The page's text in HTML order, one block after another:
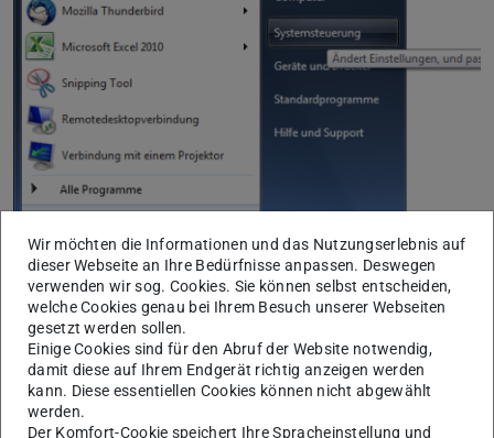
Schritt 2
Suchen Sie im Fenster Systemsteuerung nach„E-Mail“
Klicken Sie nun aufE-Mail[bzw. E-Mail (32bit) bei
Windows Betriebssystemen mit 64bit]
Es öffnet sich jetzt das Fenster„Mail-Setup-Outlook“
Wir möchten die Informationen und das Nutzungserlebnis auf
dieser Webseite an Ihre Bedürfnisse anpassen. Deswegen
verwenden wir sog. Cookies. Sie können selbst entscheiden,
welche Cookies genau bei Ihrem Besuch unserer Webseiten
gesetzt werden sollen.
Einige Cookies sind für den Abruf der Website notwendig,
damit diese auf Ihrem Endgerät richtig anzeigen werden
kann. Diese essentiellen Cookies können nicht abgewählt
werden.
Der Komfort-Cookie speichert Ihre Spracheinstellung und